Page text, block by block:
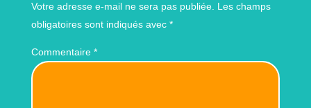
Votre adresse e-mail ne sera pas publiée. Les champs
obligatoires sont indiqués avec *
Commentaire *